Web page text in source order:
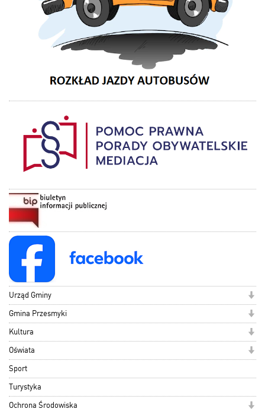
Urząd Gminy
Gmina Przesmyki
Kultura
Oświata
Sport
Turystyka
Ochrona Środowiska